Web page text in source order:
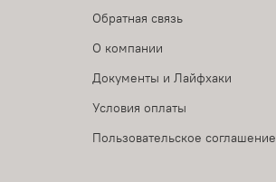
Обратная связь
О компании
Документы и Лайфхаки
Условия оплаты
Пользовательское соглашение